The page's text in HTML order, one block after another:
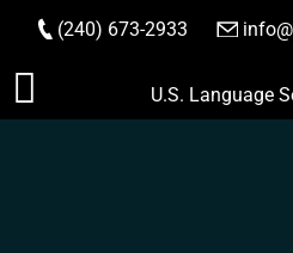
Saltar
(240) 673-2933
U.S. Language